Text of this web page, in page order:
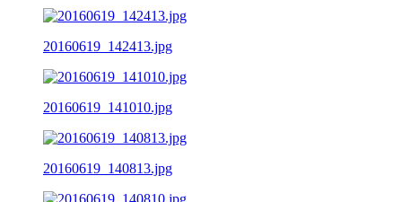
20160619_142413.jpg
20160619_141010.jpg
20160619_140813.jpg